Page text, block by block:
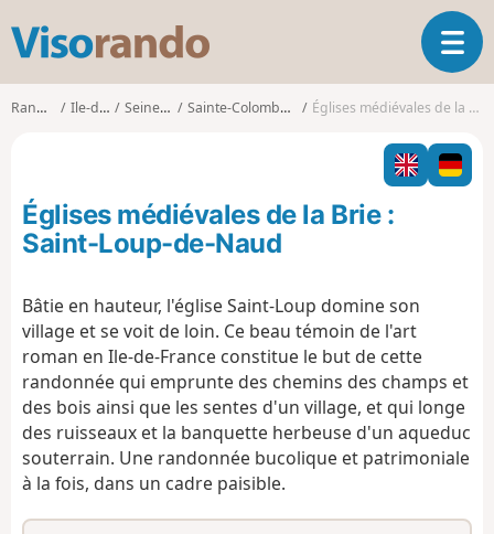
s
o
o
O
u
v
i
r
l
t
i
o
n
Randonnées Ile-de-France Seine-et-Marne Sainte-Colombe (Seine-et-Marne) Églises médiévales de la Brie : Saint-Loup-de-Naud
Églises médiévales de la Brie :
Saint-Loup-de-Naud
Bâtie en hauteur, l'église Saint-Loup domine son
village et se voit de loin. Ce beau témoin de l'art
roman en Ile-de-France constitue le but de cette
randonnée qui emprunte des chemins des champs et
des bois ainsi que les sentes d'un village, et qui longe
des ruisseaux et la banquette herbeuse d'un aqueduc
souterrain. Une randonnée bucolique et patrimoniale
à la fois, dans un cadre paisible.